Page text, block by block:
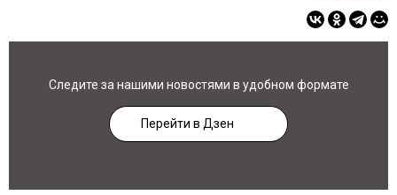
Следите за нашими новостями в удобном формате
Перейти в Дзен